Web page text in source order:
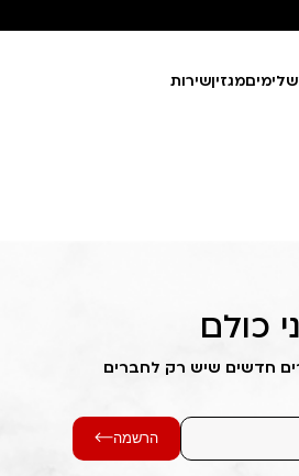
מגזיןשירות
כולם
חדשים שיש רק לחברים
הרשמה